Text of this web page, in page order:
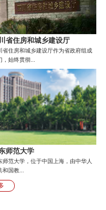
省住房和城乡建设厅
省住房和城乡建设厅作为省政府组成
，始终贯彻...
师范大学
师范大学，位于中国上海，由中华人
和国教...